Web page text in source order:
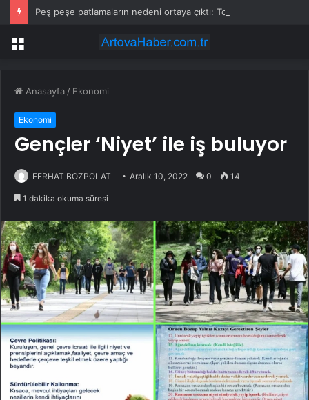
Menü
Anasayfa / Ekonomi
Ekonomi
Gençler ‘Niyet’ ile iş buluyor
FERHAT BOZPOLAT Aralık 10, 2022 0 14
1 dakika okuma süresi